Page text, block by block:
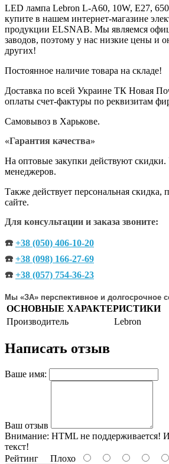
LED лампа Lebron L-A60, 10W, Е27,
купите в нашем интернет-магазине
продукции ELSNAB. Мы являемся
заводов, поэтому у нас низкие цены и
других!
Постоянное наличие товара на складе!
Доставка по всей Украине ТК Новая
оплаты счет-фактуры по реквизитам
Самовывоз в Харькове.
«Гарантия качества»
На оптовые закупки действуют скидки.
менеджеров.
Также действует персональная скидка,
сайте.
Для консультации и заказа звоните:
☎️ +38 (050) 406-10-20
☎️ +38 (098) 166-27-69
☎️ +38 (057) 754-36-23
Мы «ЗА» перспективное и долгосрочное
ОСНОВНЫЕ ХАРАКТЕРИСТИКИ
Производитель
Lebron
Написать отзыв
Ваше имя:
Ваш отзыв
Внимание: HTML не поддерживается!
текст!
Рейтинг Плохо